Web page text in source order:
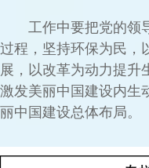
工作中要把党的领
过程，坚持环保为民，
展，以改革为动力提升
激发美丽中国建设内生
丽中国建设总体布局。